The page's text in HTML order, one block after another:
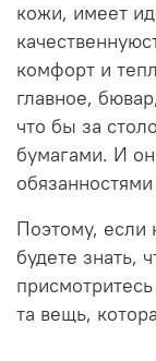
кожи, имеет
комфорт и
главное,
что бы за
бумагами. И
Поэтому, если
будете знать,
та вещь,